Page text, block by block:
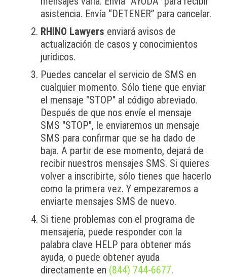
asistencia. Envía “DETENER” para cancelar.
RHINO Lawyers enviará avisos de
actualización de casos y conocimientos
jurídicos.
Puedes cancelar el servicio de SMS en
cualquier momento. Sólo tiene que enviar
el mensaje "STOP" al código abreviado.
Después de que nos envíe el mensaje
SMS "STOP", le enviaremos un mensaje
SMS para confirmar que se ha dado de
baja. A partir de ese momento, dejará de
recibir nuestros mensajes SMS. Si quieres
volver a inscribirte, sólo tienes que hacerlo
como la primera vez. Y empezaremos a
enviarte mensajes SMS de nuevo.
Si tiene problemas con el programa de
mensajería, puede responder con la
palabra clave HELP para obtener más
ayuda, o puede obtener ayuda
directamente en (844) 744-6677.